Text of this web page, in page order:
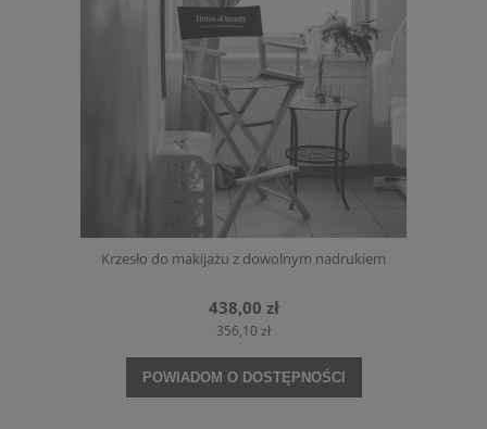
Krzesło do makijażu z dowolnym nadrukiem
438,00 zł
356,10 zł
POWIADOM O DOSTĘPNOŚCI